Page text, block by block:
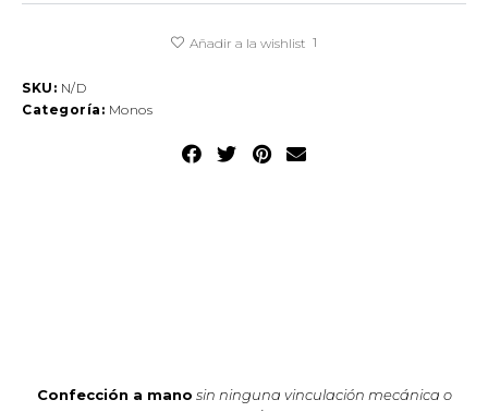
Añadir a la wishlist 1
SKU: N/D
Categoría: Monos
Confección a mano sin ninguna vinculación mecánica o